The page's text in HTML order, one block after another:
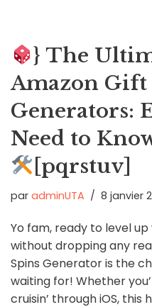
} The
Amazon Gift
Generators:
Need to
[pqrstuv]
par adminUTA 8 janvier
Yo fam, ready to level
without dropping any
Spins Generator is the
waiting for! Whether
cruisin’ through iOS, this